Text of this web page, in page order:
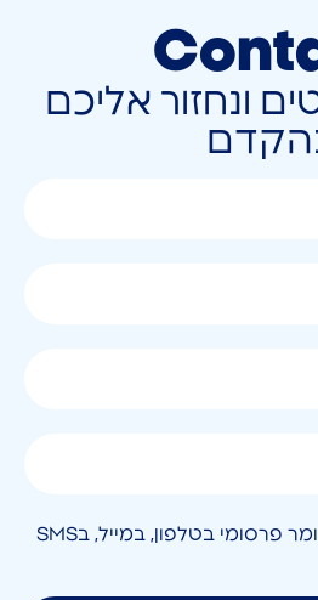
ונחזור אליכם
אני מאשר/ת קבלת חומר פרסומי בטלפון, במייל, בSMS